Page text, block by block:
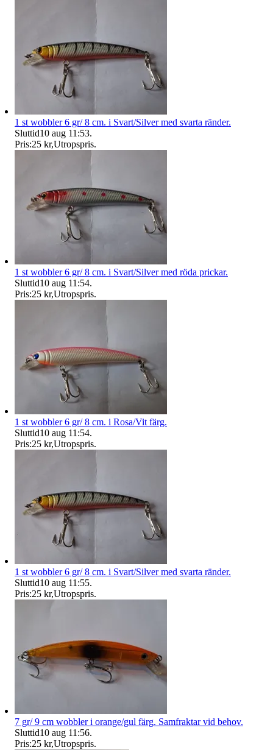
1 st wobbler 6 gr/ 8 cm. i Svart/Silver med svarta ränder.
Sluttid10 aug 11:53.
Pris:25 kr,Utropspris.
1 st wobbler 6 gr/ 8 cm. i Svart/Silver med röda prickar.
Sluttid10 aug 11:54.
Pris:25 kr,Utropspris.
1 st wobbler 6 gr/ 8 cm. i Rosa/Vit färg.
Sluttid10 aug 11:54.
Pris:25 kr,Utropspris.
1 st wobbler 6 gr/ 8 cm. i Svart/Silver med svarta ränder.
Sluttid10 aug 11:55.
Pris:25 kr,Utropspris.
7 gr/ 9 cm wobbler i orange/gul färg. Samfraktar vid behov.
Sluttid10 aug 11:56.
Pris:25 kr,Utropspris.